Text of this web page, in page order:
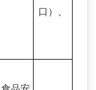
口）、